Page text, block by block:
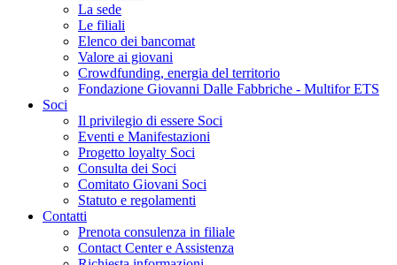
La sede
Le filiali
Elenco dei bancomat
Valore ai giovani
Crowdfunding, energia del territorio
Fondazione Giovanni Dalle Fabbriche - Multifor ETS
Soci
Il privilegio di essere Soci
Eventi e Manifestazioni
Progetto loyalty Soci
Consulta dei Soci
Comitato Giovani Soci
Statuto e regolamenti
Contatti
Prenota consulenza in filiale
Contact Center e Assistenza